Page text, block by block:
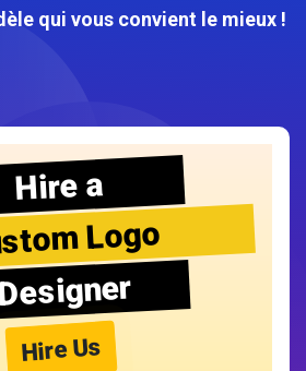
qui vous convient le mieux !
Hire a
Logo
Hire Us